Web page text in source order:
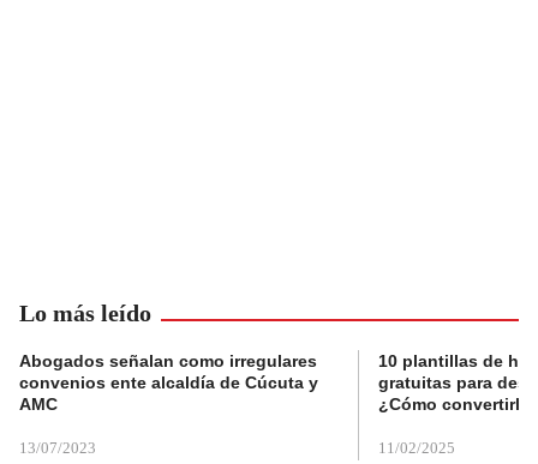
Lo más leído
Abogados señalan como irregulares
convenios ente alcaldía de Cúcuta y
AMC
13/07/2023
10 plantillas de
gratuitas para
¿Cómo convertirla
11/02/2025